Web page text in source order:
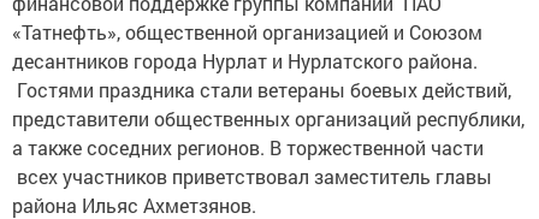
«Татнефть», общественной организацией и Союзом
десантников города Нурлат и Нурлатского района.
Гостями праздника стали ветераны боевых действий,
представители общественных организаций республики,
а также соседних регионов. В торжественной части
всех участников приветствовал заместитель главы
района Ильяс Ахметзянов.